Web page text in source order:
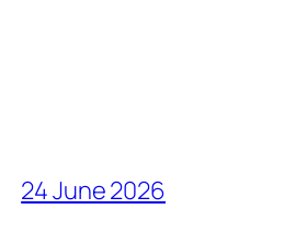
24 June 2026